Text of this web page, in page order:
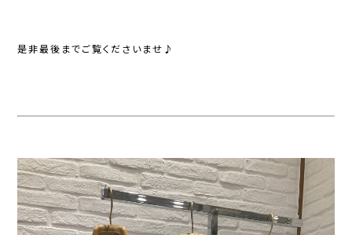
是非最後までご覧くださいませ♪